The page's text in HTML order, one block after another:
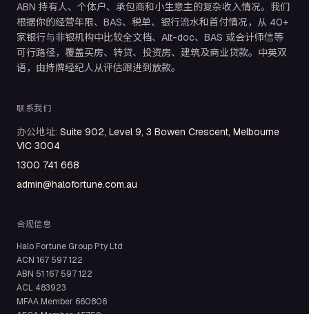
ABN 持有人、个体户、承包商和小生意主的复杂收入情况。我们
根据你的经营年限、BAS、税单、银行流水和首付情况，从 40+
家银行与非银机构中比较全文档、Alt-doc、BAS 或会计师信等
可行路径，覆盖买房、转贷、投资房、建筑及商业贷款。中英双
语，由持牌经纪人从评估跟进到放款。
联系我们
办公地址: Suite 902, Level 9, 3 Bowen Crescent, Melbourne
VIC 3004
1300 741 668
admin@halofortune.com.au
合规信息
Halo Fortune Group Pty Ltd
ACN 167 597 122
ABN 51 167 597 122
ACL 483923
MFAA Member 660806